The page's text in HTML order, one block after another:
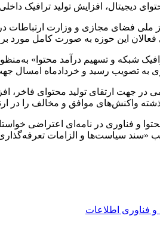
دیجیتال، افزایش تولید ترافیک
ملی فضای مجازی و وزارت
این حوزه به صورت کامل مورد
شبکه و تسهیم درآمد محتوا»
تصویب رسید و خردادماه امسال
جهت ارتقای تولید محتوای فاخر،
واکنش‌های موافق و مخالف را در
از ۳۰ شرکت فعال در حوزه محتوا و فناوری در
«سند سیاست‌ها و الزامات
و فناوری اطلاعات